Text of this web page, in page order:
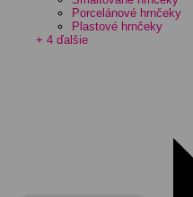
Porcelánové hrnčeky
Plastové hrnčeky
+ 4 ďalšie